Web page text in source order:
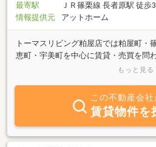
最寄駅
ＪＲ篠栗線 長者原駅 徒歩
情報提供元
アットホーム
トーマスリビング粕屋店では粕屋町・
恵町・宇美町を中心に賃貸・売買を問
ます。お客様のご要望にあったお部屋
や気になる点など、何でもお気軽にご
もっと見る
この不動産会社
賃貸物件を